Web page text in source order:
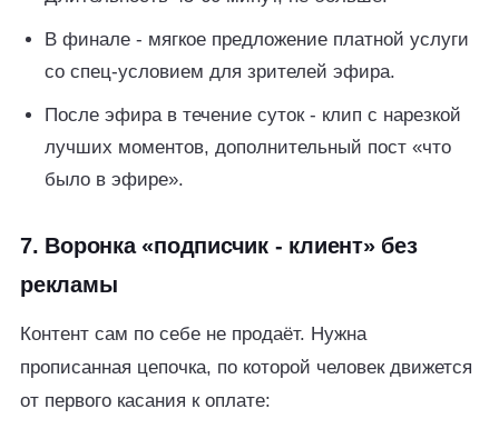
В финале - мягкое предложение платной услуги
со спец-условием для зрителей эфира.
После эфира в течение суток - клип с нарезкой
лучших моментов, дополнительный пост «что
было в эфире».
7. Воронка «подписчик - клиент» без
рекламы
Контент сам по себе не продаёт. Нужна
прописанная цепочка, по которой человек движется
от первого касания к оплате: